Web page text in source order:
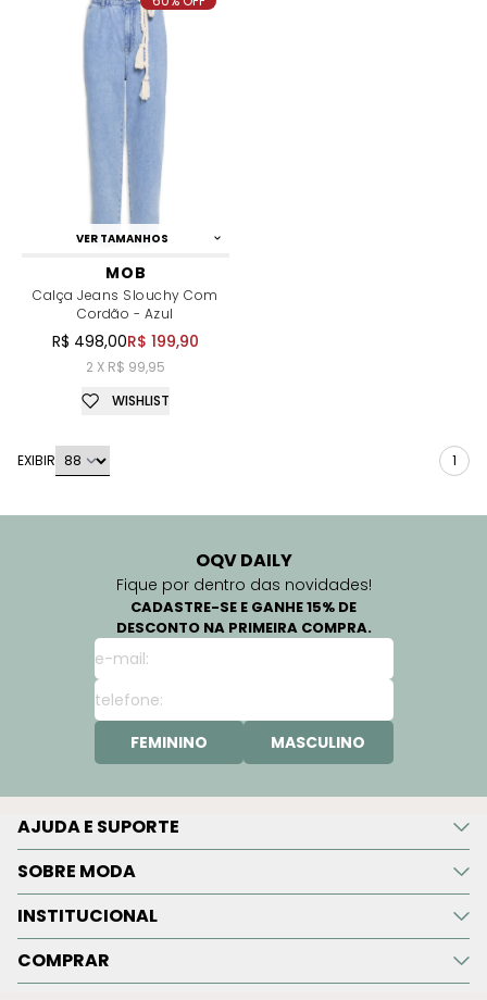
VER TAMANHOS
MOB
Calça Jeans Slouchy Com
Cordão - Azul
R$ 498,00R$ 199,90
2 X R$ 99,95
WISHLIST
EXIBIR 1
OQV DAILY
Fique por dentro das novidades!
CADASTRE-SE E GANHE 15% DE
DESCONTO NA PRIMEIRA COMPRA.
FEMININO MASCULINO
AJUDA E SUPORTE
SOBRE MODA
INSTITUCIONAL
COMPRAR